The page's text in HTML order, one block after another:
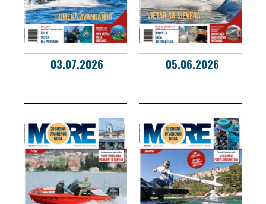
03.07.2026 05.06.2026